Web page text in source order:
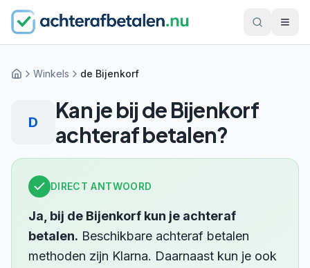
HomeWinkels de Bijenkorf
D Kan je bijde Bijenkorf
achteraf betalen?
DIRECT ANTWOORD
Ja, bij de Bijenkorf kun je achteraf
betalen. Beschikbare achteraf betalen
methoden zijn Klarna. Daarnaast kun je ook